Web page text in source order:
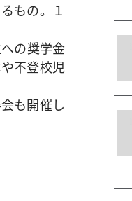
もの。１
の奨学金
不登校児
も開催し